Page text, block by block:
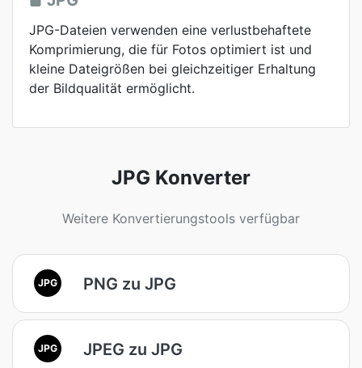
JPG-Dateien verwenden eine verlustbehaftete
Komprimierung, die für Fotos optimiert ist und
kleine Dateigrößen bei gleichzeitiger Erhaltung
der Bildqualität ermöglicht.
JPG Konverter
Weitere Konvertierungstools verfügbar
JPG PNG zu JPG
JPG JPEG zu JPG